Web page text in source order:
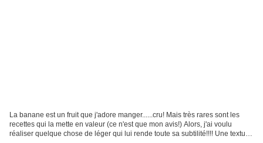
La banane est un fruit que j'adore manger......cru! Mais très rares sont les
recettes qui la mette en valeur (ce n'est que mon avis!) Alors, j'ai voulu
réaliser quelque chose de léger qui lui rende toute sa subtilité!!!! Une texture